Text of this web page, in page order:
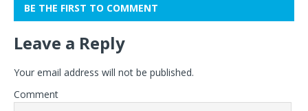
BE THE FIRST TO COMMENT
Leave a Reply
Your email address will not be published.
Comment